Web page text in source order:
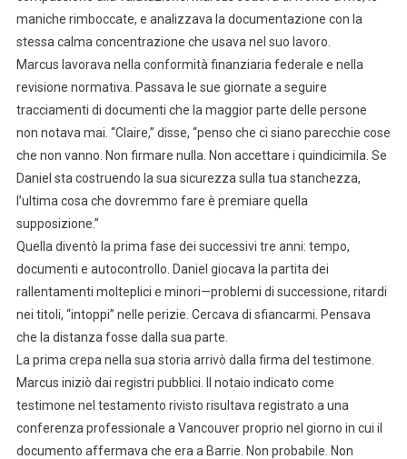
maniche rimboccate, e analizzava la documentazione con la
stessa calma concentrazione che usava nel suo lavoro.
Marcus lavorava nella conformità finanziaria federale e nella
revisione normativa. Passava le sue giornate a seguire
tracciamenti di documenti che la maggior parte delle persone
non notava mai. “Claire,” disse, “penso che ci siano parecchie cose
che non vanno. Non firmare nulla. Non accettare i quindicimila. Se
Daniel sta costruendo la sua sicurezza sulla tua stanchezza,
l’ultima cosa che dovremmo fare è premiare quella
supposizione.”
Quella diventò la prima fase dei successivi tre anni: tempo,
documenti e autocontrollo. Daniel giocava la partita dei
rallentamenti molteplici e minori—problemi di successione, ritardi
nei titoli, “intoppi” nelle perizie. Cercava di sfiancarmi. Pensava
che la distanza fosse dalla sua parte.
La prima crepa nella sua storia arrivò dalla firma del testimone.
Marcus iniziò dai registri pubblici. Il notaio indicato come
testimone nel testamento rivisto risultava registrato a una
conferenza professionale a Vancouver proprio nel giorno in cui il
documento affermava che era a Barrie. Non probabile. Non